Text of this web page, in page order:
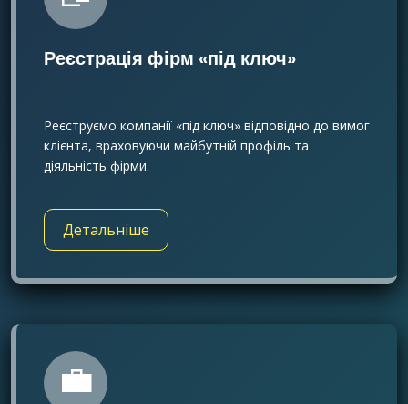
Реєстрація фірм «під ключ»
Реєструємо компанії «під ключ» відповідно до вимог
клієнта, враховуючи майбутній профіль та
діяльність фірми.
Детальніше
💼